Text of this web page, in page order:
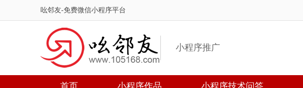
吆邻友-免费微信小程序平台
小程序推广
首页 小程序作品 小程序技术问答